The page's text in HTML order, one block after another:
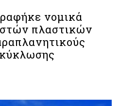
νομικά
πλαστικών